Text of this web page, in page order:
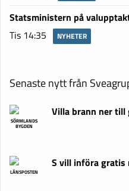
Statsministern på
Tis 14:35
NYHETER
Senaste nytt från
SÖRMLANDS
BYGDEN
Villa brann ner till
LÄNSPOSTEN
S vill införa gratis